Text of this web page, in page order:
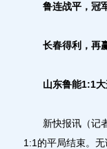
鲁连战平，冠
长春得利，再
山东鲁能1:1
新快报讯（记者
1:1的平局结束。